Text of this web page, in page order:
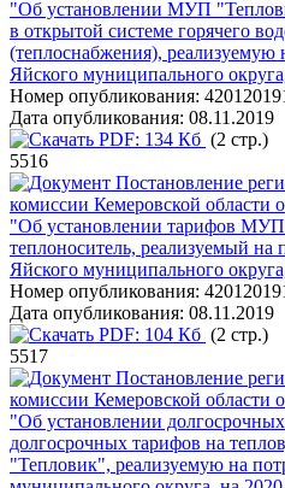
"Об установлении МУП
в открытой системе горячего
(теплоснабжения), реализуемую
Яйского муниципального
Номер опубликования:
Дата опубликования: 08.11.2019
PDF: 134 Кб (2 стр.)
5516
Постановление
комиссии Кемеровской области
"Об установлении тарифов
теплоноситель, реализуемый на
Яйского муниципального
Номер опубликования:
Дата опубликования: 08.11.2019
PDF: 104 Кб (2 стр.)
5517
Постановление
комиссии Кемеровской области
"Об установлении
долгосрочных тарифов на
"Тепловик", реализуемую на